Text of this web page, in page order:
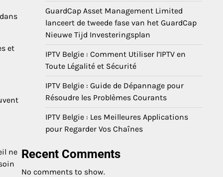
et
ne
GuardCap Asset Management Limited
lanceert de tweede fase van het GuardCap
Nieuwe Tijd Investeringsplan
IPTV Belgie : Comment Utiliser l’IPTV en
Toute Légalité et Sécurité
IPTV Belgie : Guide de Dépannage pour
Résoudre les Problèmes Courants
IPTV Belgie : Les Meilleures Applications
pour Regarder Vos Chaînes
Recent Comments
No comments to show.